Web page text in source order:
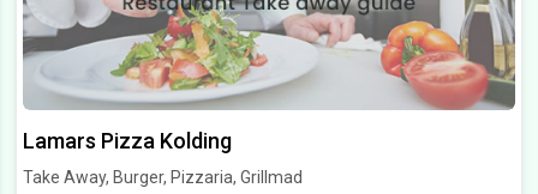
Lamars Pizza Kolding
Take Away, Burger, Pizzaria, Grillmad